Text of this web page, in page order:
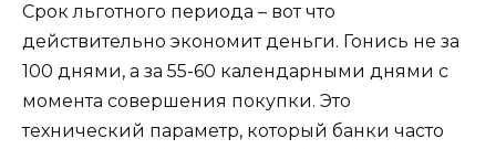
Срок льготного периода – вот что
действительно экономит деньги. Гонись не за
100 днями, а за 55-60 календарными днями с
момента совершения покупки. Это
технический параметр, который банки часто